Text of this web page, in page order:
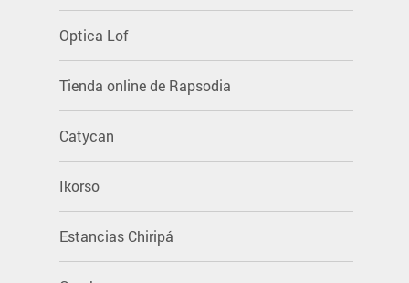
Optica Lof
Tienda online de Rapsodia
Catycan
Ikorso
Estancias Chiripá